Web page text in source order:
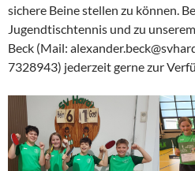
sichere Beine stellen zu können.
Jugendtischtennis und zu
Beck (Mail:
7328943) jederzeit gerne zur